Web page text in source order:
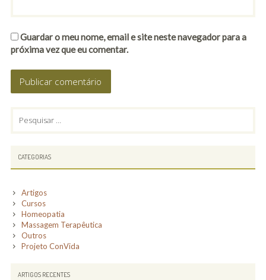
Guardar o meu nome, email e site neste navegador para a
próxima vez que eu comentar.
PRIMARY
por:
CATEGORIAS
Artigos
Cursos
Homeopatia
Massagem Terapêutica
Outros
Projeto ConVida
ARTIGOS RECENTES